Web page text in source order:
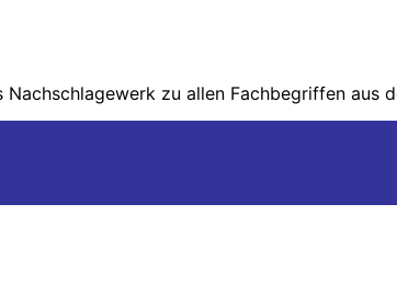
zu allen Fachbegriffen aus